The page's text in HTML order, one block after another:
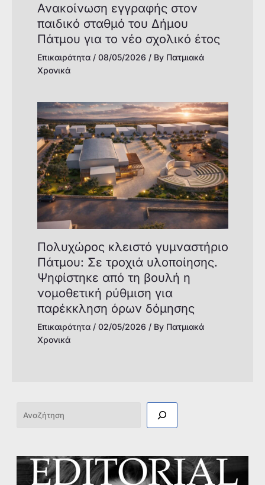
Ανακοίνωση εγγραφής στον
παιδικό σταθμό του Δήμου
Πάτμου για το νέο σχολικό έτος
Επικαιρότητα/ 08/05/2026 / By Πατμιακά
Χρονικά
Πολυχώρος κλειστό γυμναστήριο
Πάτμου: Σε τροχιά υλοποίησης.
Ψηφίστηκε από τη βουλή η
νομοθετική ρύθμιση για
παρέκκληση όρων δόμησης
Επικαιρότητα/ 02/05/2026 / By Πατμιακά
Χρονικά
Αναζήτηση